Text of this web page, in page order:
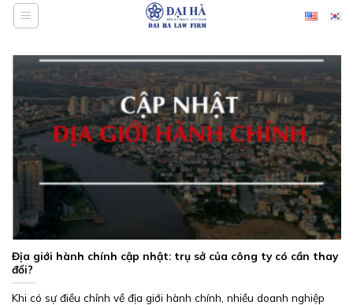
Bỏ
qua
Địa giới hành chính cập nhật: trụ sở của công ty có cần thay
đổi?
Khi có sự điều chỉnh về địa giới hành chính, nhiều doanh nghiệp